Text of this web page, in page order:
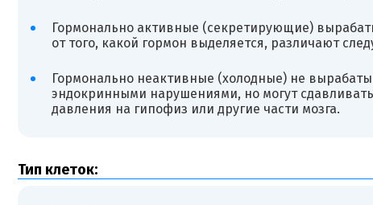
Гормонально активные (секретирующие)
от того, какой гормон выделяется, различают
Гормонально неактивные (холодные) не
эндокринными нарушениями, но могут
давления на гипофиз или другие части мозга.
Тип клеток: